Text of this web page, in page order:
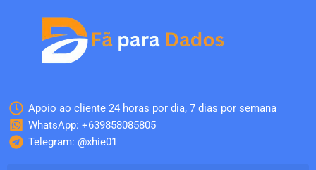
Apoio ao cliente 24 horas por dia, 7 dias por semana
WhatsApp: +639858085805
Telegram: @xhie01